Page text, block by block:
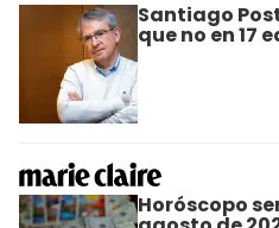
Santiago
que no en 17
Horóscopo